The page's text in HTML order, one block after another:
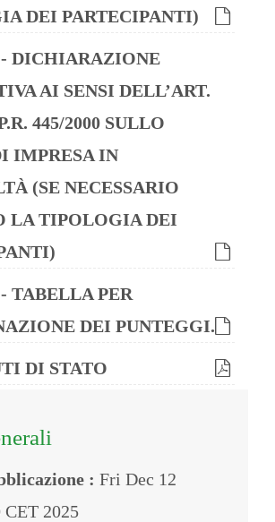
DEI PARTECIPANTI)
- DICHIARAZIONE
AI SENSI DELL’ART.
445/2000 SULLO
IMPRESA IN
(SE NECESSARIO
LA TIPOLOGIA DEI
TABELLA PER
DEI PUNTEGGI.
DI STATO
: Fri Dec 12
CET 2025